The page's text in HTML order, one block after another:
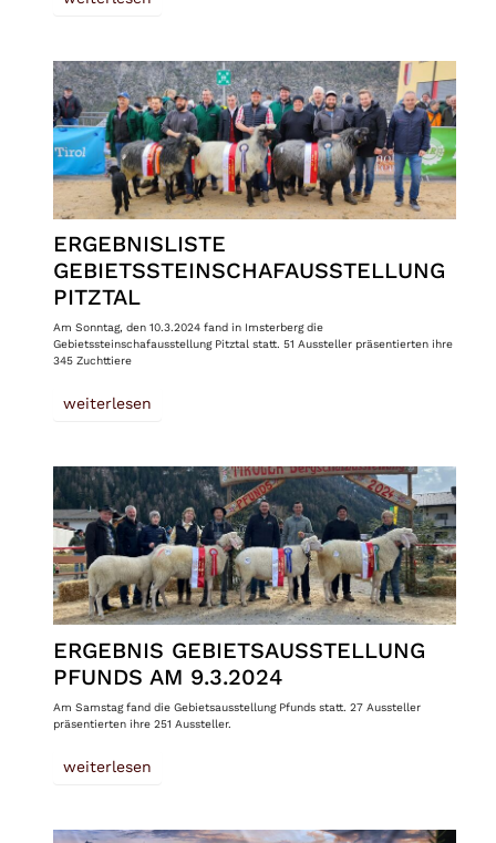
ERGEBNISLISTE
GEBIETSSTEINSCHAFAUSSTELLUNG
PITZTAL
Am Sonntag, den 10.3.2024 fand in Imsterberg die
Gebietssteinschafausstellung Pitztal statt. 51 Aussteller präsentierten ihre
345 Zuchttiere
weiterlesen
ERGEBNIS GEBIETSAUSSTELLUNG
PFUNDS AM 9.3.2024
Am Samstag fand die Gebietsausstellung Pfunds statt. 27 Aussteller
präsentierten ihre 251 Aussteller.
weiterlesen